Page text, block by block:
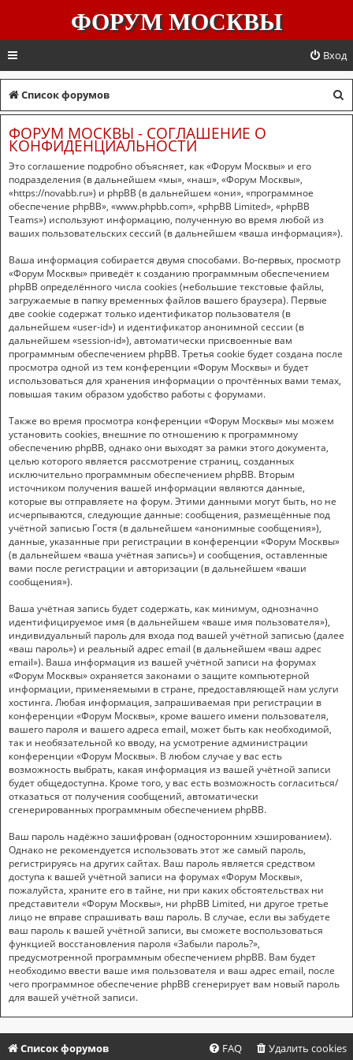
ФОРУМ МОСКВЫ
Вход
Список форумов
о
ФОРУМ МОСКВЫ - СОГЛАШЕНИЕ О
КОНФИДЕНЦИАЛЬНОСТИ
Это соглашение подробно объясняет, как «Форум Москвы» и его
подразделения (в дальнейшем «мы», «наш», «Форум Москвы»,
«https://novabb.ru») и phpBB (в дальнейшем «они», «программное
обеспечение phpBB», «www.phpbb.com», «phpBB Limited», «phpBB
Teams») используют информацию, полученную во время любой из
ваших пользовательских сессий (в дальнейшем «ваша информация»).
Ваша информация собирается двумя способами. Во-первых, просмотр
«Форум Москвы» приведёт к созданию программным обеспечением
phpBB определённого числа cookies (небольшие текстовые файлы,
загружаемые в папку временных файлов вашего браузера). Первые
две cookie содержат только идентификатор пользователя (в
дальнейшем «user-id») и идентификатор анонимной сессии (в
дальнейшем «session-id»), автоматически присвоенные вам
программным обеспечением phpBB. Третья cookie будет создана после
просмотра одной из тем конференции «Форум Москвы» и будет
использоваться для хранения информации о прочтённых вами темах,
повышая таким образом удобство работы с форумами.
Также во время просмотра конференции «Форум Москвы» мы можем
установить cookies, внешние по отношению к программному
обеспечению phpBB, однако они выходят за рамки этого документа,
целью которого является рассмотрение страниц, созданных
исключительно программным обеспечением phpBB. Вторым
источником получения вашей информации являются данные,
которые вы отправляете на форум. Этими данными могут быть, но не
исчерпываются, следующие данные: сообщения, размещённые под
учётной записью Гостя (в дальнейшем «анонимные сообщения»),
данные, указанные при регистрации в конференции «Форум Москвы»
(в дальнейшем «ваша учётная запись») и сообщения, оставленные
вами после регистрации и авторизации (в дальнейшем «ваши
сообщения»).
Ваша учётная запись будет содержать, как минимум, однозначно
идентифицируемое имя (в дальнейшем «ваше имя пользователя»),
индивидуальный пароль для входа под вашей учётной записью (далее
«ваш пароль») и реальный адрес email (в дальнейшем «ваш адрес
email»). Ваша информация из вашей учётной записи на форумах
«Форум Москвы» охраняется законами о защите компьютерной
информации, применяемыми в стране, предоставляющей нам услуги
хостинга. Любая информация, запрашиваемая при регистрации в
конференции «Форум Москвы», кроме вашего имени пользователя,
вашего пароля и вашего адреса email, может быть как необходимой,
так и необязательной ко вводу, на усмотрение администрации
конференции «Форум Москвы». В любом случае у вас есть
возможность выбрать, какая информация из вашей учётной записи
будет общедоступна. Кроме того, у вас есть возможность согласиться/
отказаться от получения сообщений, автоматически
сгенерированных программным обеспечением phpBB.
Ваш пароль надёжно зашифрован (односторонним хэшированием).
Однако не рекомендуется использовать этот же самый пароль,
регистрируясь на других сайтах. Ваш пароль является средством
доступа к вашей учётной записи на форумах «Форум Москвы»,
пожалуйста, храните его в тайне, ни при каких обстоятельствах ни
представители «Форум Москвы», ни phpBB Limited, ни другое третье
лицо не вправе спрашивать ваш пароль. В случае, если вы забудете
ваш пароль к вашей учётной записи, вы сможете воспользоваться
функцией восстановления пароля «Забыли пароль?»,
предусмотренной программным обеспечением phpBB. Вам будет
необходимо ввести ваше имя пользователя и ваш адрес email, после
чего программное обеспечение phpBB сгенерирует вам новый пароль
для вашей учётной записи.
Список форумов Удалить cookies
FAQ